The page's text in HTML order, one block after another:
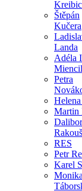
Štěpán
Kučera
Landa
Adéla
Petra
Martin
Dalibor
Rakouš
RES
Petr
Karel
Monika